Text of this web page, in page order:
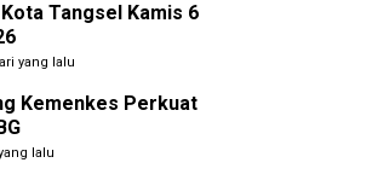
Tangsel Kamis 6
yang lalu
Kemenkes Perkuat
lalu